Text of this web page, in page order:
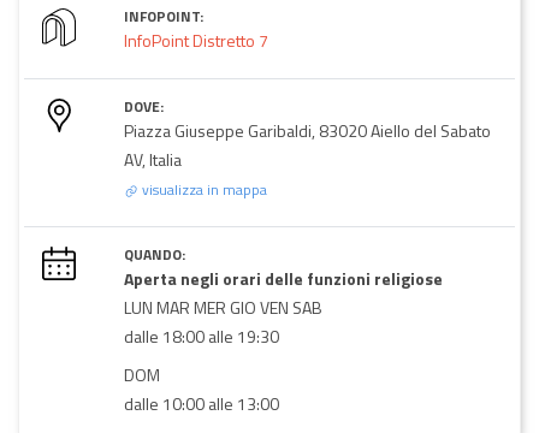
INFOPOINT:
InfoPoint Distretto 7
DOVE:
Piazza Giuseppe Garibaldi, 83020 Aiello del Sabato
AV, Italia
visualizza in mappa
QUANDO:
Aperta negli orari delle funzioni religiose
LUN MAR MER GIO VEN SAB
dalle 18:00 alle 19:30
DOM
dalle 10:00 alle 13:00